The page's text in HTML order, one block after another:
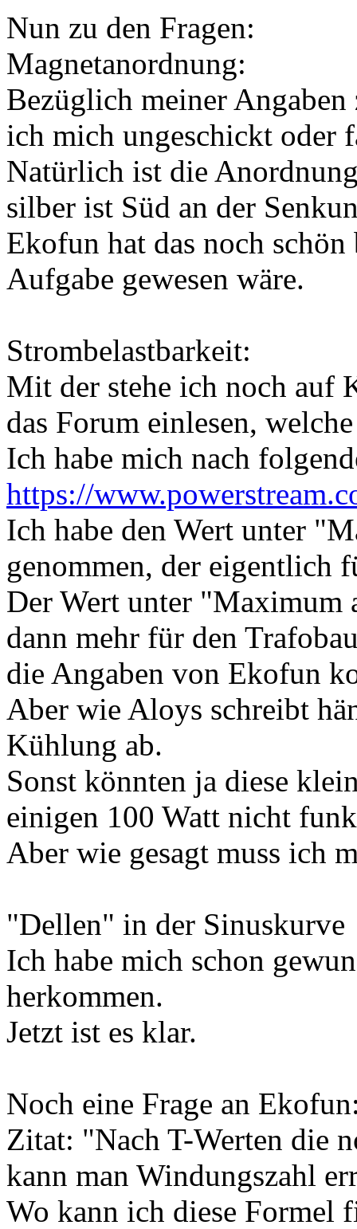
Nun zu den Fragen:
Magnetanordnung:
Bezüglich meiner
ich mich ungeschickt oder
Natürlich ist die
silber ist Süd an der
Ekofun hat das noch
Aufgabe gewesen wäre.
Strombelastbarkeit:
Mit der stehe ich noch auf
das Forum einlesen,
Ich habe mich nach
https://
Ich habe den Wert unter
genommen, der eigentlich
Der Wert unter "Maximum
dann mehr für den
die Angaben von Ekofun
Aber wie Aloys schreibt
Kühlung ab.
Sonst könnten ja diese
einigen 100 Watt nicht
Aber wie gesagt muss ich
"Dellen" in der Sinuskurve
Ich habe mich schon
herkommen.
Jetzt ist es klar.
Noch eine Frage an
Zitat: "Nach T-Werten die
kann man Windungszahl
Wo kann ich diese Formel